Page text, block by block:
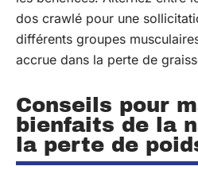
dos crawlé pour une
différents groupes
accrue dans la perte de
Conseils pour
bienfaits de la
la perte de